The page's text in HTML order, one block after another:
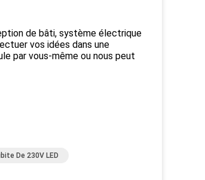
de bâti, système électrique
vos idées dans une
par vous-même ou nous peut
De 230V LED